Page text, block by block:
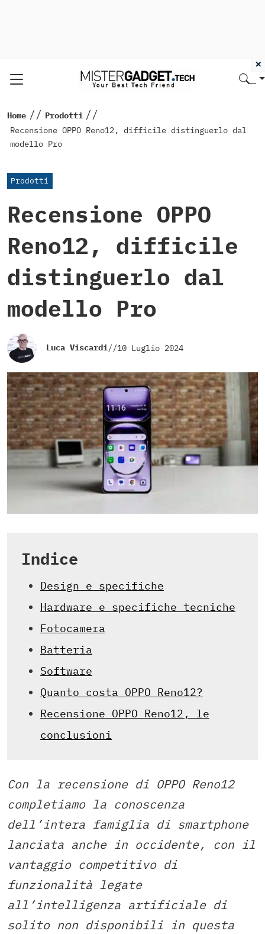
Home // Prodotti //
Recensione OPPO Reno12, difficile distinguerlo dal
modello Pro
Prodotti
Recensione OPPO
Reno12, difficile
distinguerlo dal
modello Pro
Luca Viscardi//10 Luglio 2024
Indice
Design e specifiche
Hardware e specifiche tecniche
Fotocamera
Batteria
Software
Quanto costa OPPO Reno12?
Recensione OPPO Reno12, le
conclusioni
Con la recensione di OPPO Reno12
completiamo la conoscenza
dell’intera famiglia di smartphone
lanciata anche in occidente, con il
vantaggio competitivo di
funzionalità legate
all’intelligenza artificiale di
solito non disponibili in questa
×